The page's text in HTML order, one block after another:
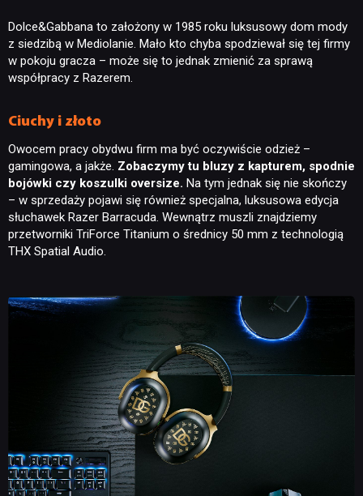
Dolce&Gabbana to założony w 1985 roku luksusowy dom mody
z siedzibą w Mediolanie. Mało kto chyba spodziewał się tej firmy
w pokoju gracza – może się to jednak zmienić za sprawą
współpracy z Razerem.
Ciuchy i złoto
Owocem pracy obydwu firm ma być oczywiście odzież –
gamingowa, a jakże. Zobaczymy tu bluzy z kapturem, spodnie
bojówki czy koszulki oversize. Na tym jednak się nie skończy
– w sprzedaży pojawi się również specjalna, luksusowa edycja
słuchawek Razer Barracuda. Wewnątrz muszli znajdziemy
przetworniki TriForce Titanium o średnicy 50 mm z technologią
THX Spatial Audio.